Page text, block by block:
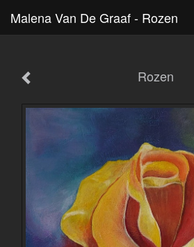
Malena Van De Graaf - Rozen
Rozen